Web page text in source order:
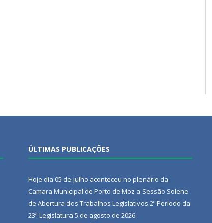
ÚLTIMAS PUBLICAÇÕES
Hoje dia 05 de julho aconteceu no plenário da
Camara Municipal de Porto de Moz a Sessão Solene
de Abertura dos Trabalhos Legislativos 2º Período da
23ª Legislatura 5 de agosto de 2026